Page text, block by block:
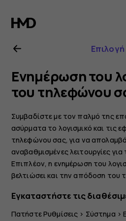
Οδηγίες
χρήσης
Nokia
8
Sirocco
Ενημέρωση του
του τηλεφώνου
Συμβαδίστε με τον παλμό της
ασύρματα το λογισμικό και τις
τηλεφώνου σας, για να
αναβαθμισμένες λειτουργίες
Επιπλέον, η ενημέρωση του
βελτιώσει και την απόδοση του
Εγκαταστήστε τις
ΠατήστεΡυθμίσεις > Σύστημα >